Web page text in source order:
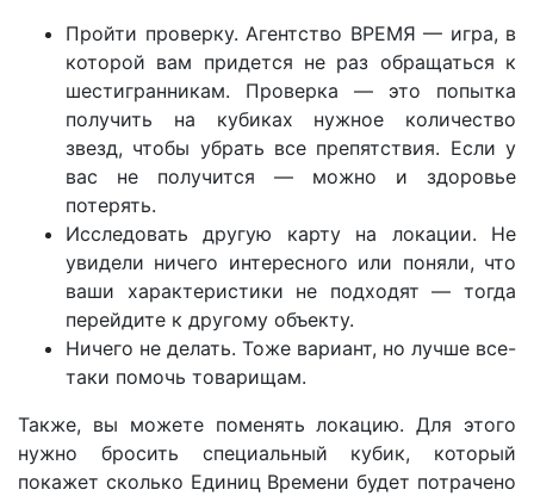
Пройти проверку. Агентство ВРЕМЯ — игра, в
которой вам придется не раз обращаться к
шестигранникам. Проверка — это попытка
получить на кубиках нужное количество
звезд, чтобы убрать все препятствия. Если у
вас не получится — можно и здоровье
потерять.
Исследовать другую карту на локации. Не
увидели ничего интересного или поняли, что
ваши характеристики не подходят — тогда
перейдите к другому объекту.
Ничего не делать. Тоже вариант, но лучше все-
таки помочь товарищам.
Также, вы можете поменять локацию. Для этого
нужно бросить специальный кубик, который
покажет сколько Единиц Времени будет потрачено